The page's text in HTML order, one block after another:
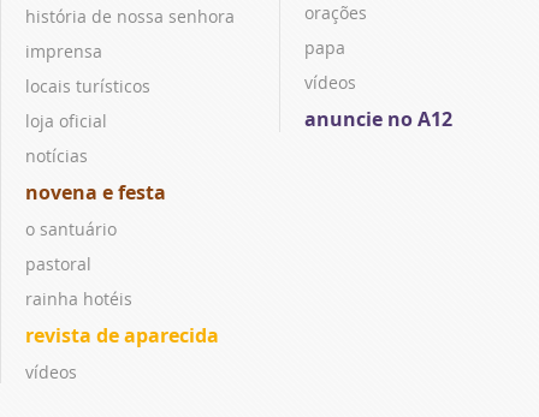
história de nossa senhora
imprensa
locais turísticos
loja oficial
notícias
novena e festa
o santuário
pastoral
rainha hotéis
revista de aparecida
vídeos
orações
papa
vídeos
anuncie no A12